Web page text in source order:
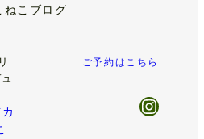
ねこブログ
ご予約はこちら